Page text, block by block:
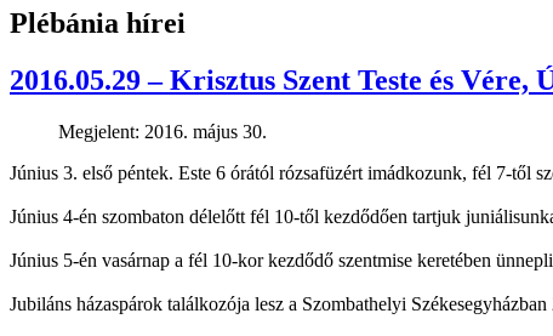
Plébánia hírei
2016.05.29 – Krisztus Szent Teste és Vére,
Megjelent: 2016. május 30.
Június 3. első péntek. Este 6 órától rózsafüzért imádkozunk, fél 7-től
Június 4-én szombaton délelőtt fél 10-től kezdődően tartjuk
Június 5-én vasárnap a fél 10-kor kezdődő szentmise keretében
Jubiláns házaspárok találkozója lesz a Szombathelyi